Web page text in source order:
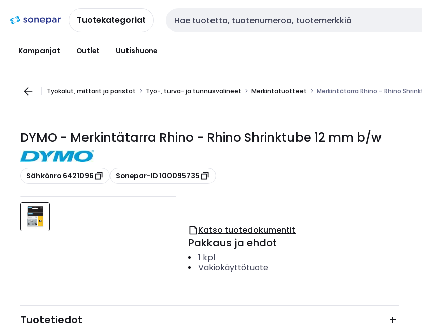
navigointiinsisältöönTuotekategoriat Haku
Kampanjat Outlet Uutishuone
Työkalut, mittarit ja paristot Työ-, turva- ja tunnusvälineet Merkintätuotteet Merkintätarra Rhino - Rhino
DYMO - Merkintätarra Rhino - Rhino Shrinktube 12 mm b/w
Kopioi
Sähkönro 6421096 Kopioi
Sonepar-ID 100095735
Katso tuotedokumentit
Pakkaus ja ehdot
1 kpl
Vakiokäyttötuote
Tuotetiedot